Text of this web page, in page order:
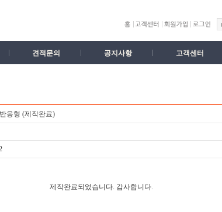
견적문의 공지사항 고객센터
응형 (제작완료)
제작완료되었습니다. 감사합니다.